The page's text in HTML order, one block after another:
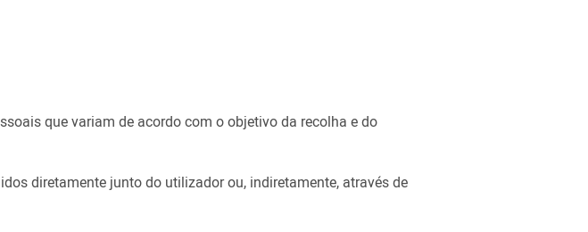
que variam de acordo com o objetivo da recolha e do
diretamente junto do utilizador ou, indiretamente, através de